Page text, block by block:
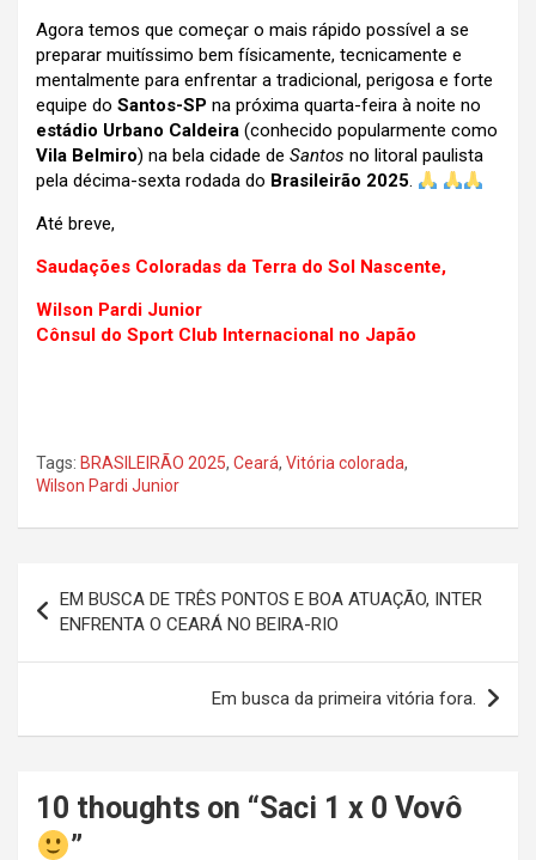
Agora temos que começar o mais rápido possível a se
preparar muitíssimo bem físicamente, tecnicamente e
mentalmente para enfrentar a tradicional, perigosa e forte
equipe do Santos-SP na próxima quarta-feira à noite no
estádio Urbano Caldeira (conhecido popularmente como
Vila Belmiro) na bela cidade de Santos no litoral paulista
pela décima-sexta rodada do Brasileirão 2025.
Até breve,
Saudações Coloradas da Terra do Sol Nascente,
Wilson Pardi Junior
Cônsul do Sport Club Internacional no Japão
Tags: BRASILEIRÃO 2025, Ceará, Vitória colorada,
Wilson Pardi Junior
de
Post
EM BUSCA DE TRÊS PONTOS E BOA ATUAÇÃO, INTER
ENFRENTA O CEARÁ NO BEIRA-RIO
Em busca da primeira vitória fora.
10 thoughts on “Saci 1 x 0 Vovô
”